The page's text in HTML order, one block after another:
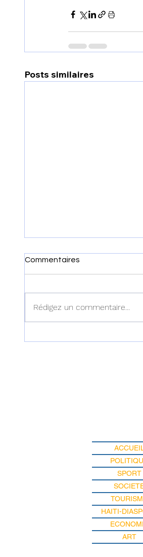
Posts similaires
des mesures pour une
Commentaires
Rédigez un commentaire...
SPORT
HAITI-
ART